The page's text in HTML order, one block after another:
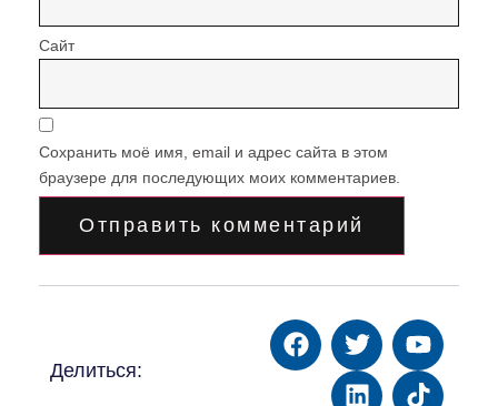
Сайт
Сохранить моё имя, email и адрес сайта в этом
браузере для последующих моих комментариев.
Делиться: